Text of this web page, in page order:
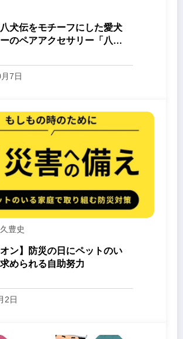
犬伝をモチーフにした愛犬
のペアアクセサリー「八心
7日
豊史
オン】防災の日にペットのい
められる自助努力
2日